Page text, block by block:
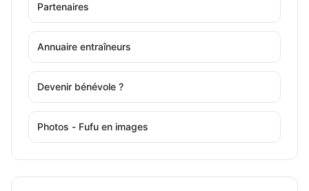
Partenaires
Annuaire entraîneurs
Devenir bénévole ?
Photos - Fufu en images